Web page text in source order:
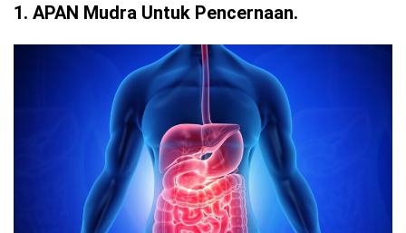
1. APAN Mudra Untuk Pencernaan.